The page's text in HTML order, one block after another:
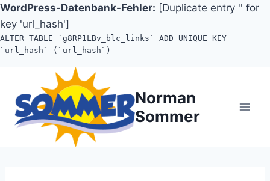
WordPress-Datenbank-Fehler: [Duplicate entry '' for
key 'url_hash']
ALTER TABLE `g8RP1LBv_blc_links` ADD UNIQUE KEY
`url_hash` (`url_hash`)
springen
Norman
Sommer